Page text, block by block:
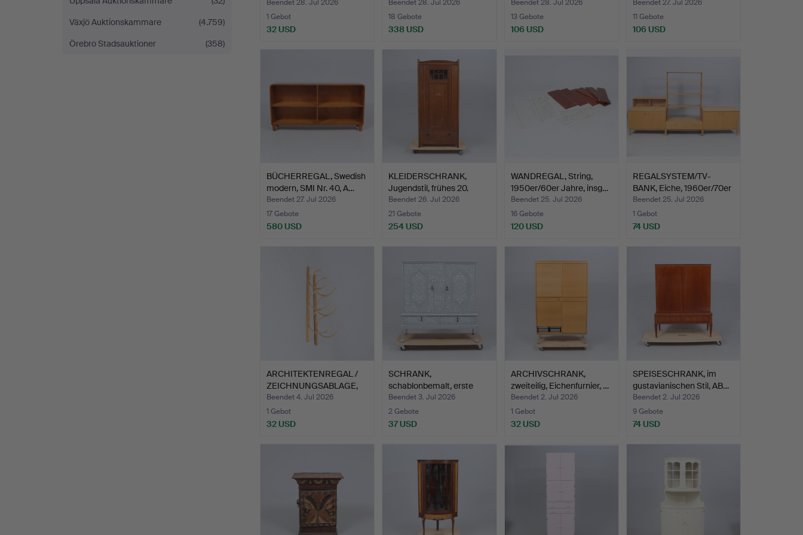
Växjö Auktionskammare
(4.759)
Örebro Stadsauktioner
(358)
Beendet 28. Jul 2026
1 Gebot
32 USD
Beendet 28. Jul 2026
18 Gebote
338 USD
Beendet 28. Jul 2026
13 Gebote
106 USD
Beendet 27. Jul 2026
11 Gebote
106 USD
BÜCHERREGAL, Swedish
modern, SMI Nr. 40, A…
Beendet 27. Jul 2026
17 Gebote
580 USD
KLEIDERSCHRANK,
Jugendstil, frühes 20.
Jah…
Beendet 26. Jul 2026
21 Gebote
254 USD
WANDREGAL, String,
1950er/60er Jahre, insg…
Beendet 25. Jul 2026
16 Gebote
120 USD
REGALSYSTEM/TV-
BANK, Eiche, 1960er/70er
Ja…
Beendet 25. Jul 2026
1 Gebot
74 USD
ARCHITEKTENREGAL /
ZEICHNUNGSABLAGE,
Kiefe…
Beendet 4. Jul 2026
1 Gebot
32 USD
SCHRANK,
schablonbemalt, erste
Hälfte des …
Beendet 3. Jul 2026
2 Gebote
37 USD
ARCHIVSCHRANK,
zweiteilig, Eichenfurnier, …
Beendet 2. Jul 2026
1 Gebot
32 USD
SPEISESCHRANK, im
gustavianischen Stil, AB…
Beendet 2. Jul 2026
9 Gebote
74 USD